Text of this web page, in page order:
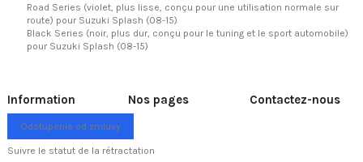
Road Series (violet, plus lisse, conçu pour une utilisation normale sur
route) pour Suzuki Splash (08-15)
Black Series (noir, plus dur, conçu pour le tuning et le sport automobile)
pour Suzuki Splash (08-15)
Information Nos pages Contactez-nous
Odstúpenie od zmluvy
Suivre le statut de la rétractation